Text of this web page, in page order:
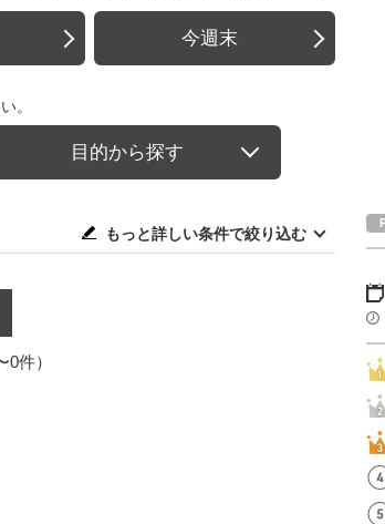
今週末
。
目的から探す
もっと詳しい条件で絞り込む
件）